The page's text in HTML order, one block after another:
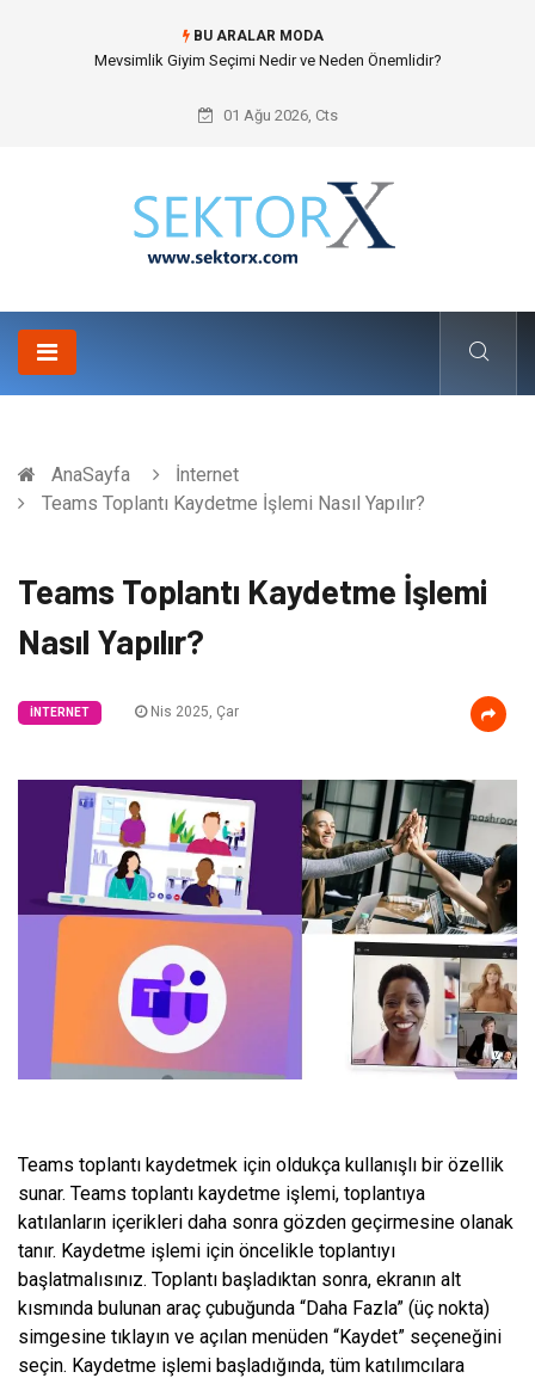
BU ARALAR MODA
Hansgrohe Ankastre Duş Seti Banyo Mimarisinde Konforu Nasıl
01 Ağu 2026, Cts
AnaSayfa
İnternet
Teams Toplantı Kaydetme İşlemi Nasıl Yapılır?
Teams Toplantı Kaydetme İşlemi
Nasıl Yapılır?
İNTERNET Nis 2025, Çar
Teams toplantı kaydetmek için oldukça kullanışlı bir özellik
sunar. Teams toplantı kaydetme işlemi, toplantıya
katılanların içerikleri daha sonra gözden geçirmesine olanak
tanır. Kaydetme işlemi için öncelikle toplantıyı
başlatmalısınız. Toplantı başladıktan sonra, ekranın alt
kısmında bulunan araç çubuğunda “Daha Fazla” (üç nokta)
simgesine tıklayın ve açılan menüden “Kaydet” seçeneğini
seçin. Kaydetme işlemi başladığında, tüm katılımcılara